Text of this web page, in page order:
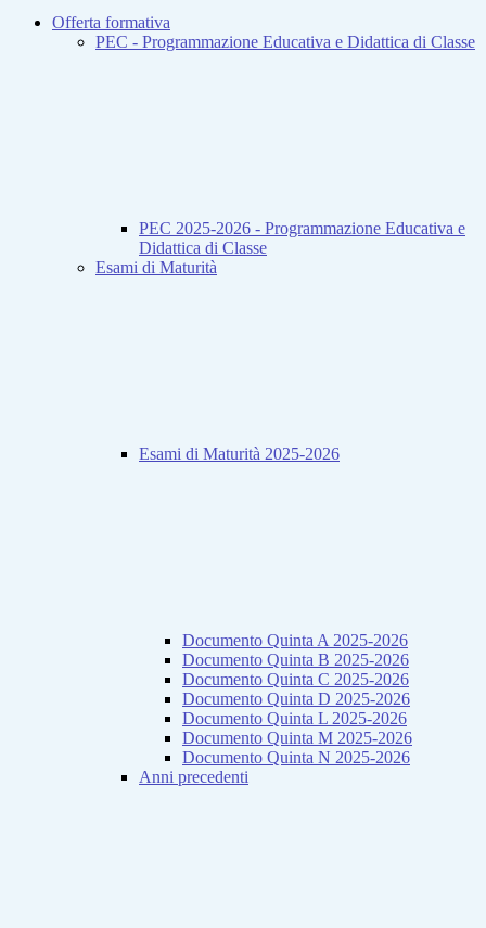
Offerta formativa
PEC - Programmazione Educativa e Didattica di Classe
PEC 2025-2026 - Programmazione Educativa e
Didattica di Classe
Esami di Maturità
Esami di Maturità 2025-2026
Documento Quinta A 2025-2026
Documento Quinta B 2025-2026
Documento Quinta C 2025-2026
Documento Quinta D 2025-2026
Documento Quinta L 2025-2026
Documento Quinta M 2025-2026
Documento Quinta N 2025-2026
Anni precedenti